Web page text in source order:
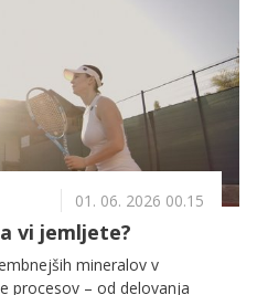
01. 06. 2026 00.15
vi jemljete?
mineralov v
procesov – od delovanja